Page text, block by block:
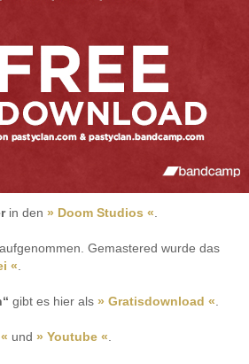
in den » Doom Studios «
aufgenommen. Gemastered wurde das
«
gibt es hier als » Gratisdownload «
und » Youtube «